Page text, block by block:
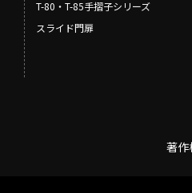
T-80・T-85手摺子シリーズ
スライド門扉
著作